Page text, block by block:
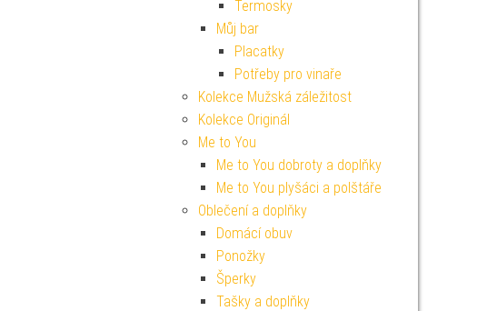
Termosky
Můj bar
Placatky
Potřeby pro vinaře
Kolekce Mužská záležitost
Kolekce Originál
Me to You
Me to You dobroty a doplňky
Me to You plyšáci a polštáře
Oblečení a doplňky
Domácí obuv
Ponožky
Šperky
Tašky a doplňky